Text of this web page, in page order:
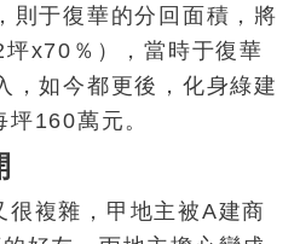
則于復華的分回面積，將
x70％），當時于復華
，如今都更後，化身綠建
160萬元。
很複雜，甲地主被A建商